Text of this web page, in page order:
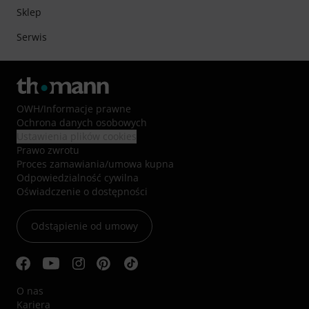
Sklep
Serwis
OWH/Informacje prawne
Ochrona danych osobowych
Prawo zwrotu
Proces zamawiania/umowa kupna
Odpowiedzialność cywilna
Oświadczenie o dostępności
Odstąpienie od umowy
O nas
Kariera